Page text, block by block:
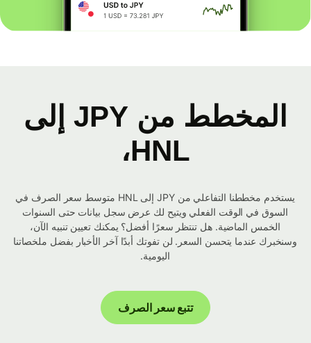
المخطط من JPY إلى
HNL،
يستخدم مخططنا التفاعلي من JPY إلى HNL متوسط ​​سعر الصرف في
السوق في الوقت الفعلي ويتيح لك عرض سجل بيانات حتى السنوات
الخمس الماضية. هل تنتظر سعرًا أفضل؟ يمكنك تعيين تنبيه الآن،
وسنخبرك عندما يتحسن السعر. لن تفوتك أبدًا آخر الأخبار بفضل ملخصاتنا
اليومية.
تتبع سعر الصرف